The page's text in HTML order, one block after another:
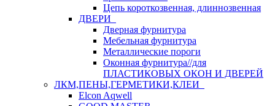
Цепь короткозвенная, длиннозвенная
ДВЕРИ
Дверная фурнитура
Мебельная фурнитура
Металлические пороги
Оконная фурнитура//для
ПЛАСТИКОВЫХ ОКОН И ДВЕРЕЙ
ЛКМ,ПЕНЫ,ГЕРМЕТИКИ,КЛЕИ
Elcon Aqwell